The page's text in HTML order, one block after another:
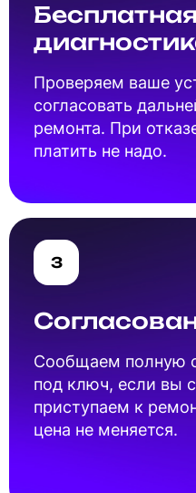
Бесплатная
Проверяем ваше
согласовать
ремонта. При
платить не надо.
3
Cообщаем полную
под ключ, если вы
приступаем к
цена не меняется.